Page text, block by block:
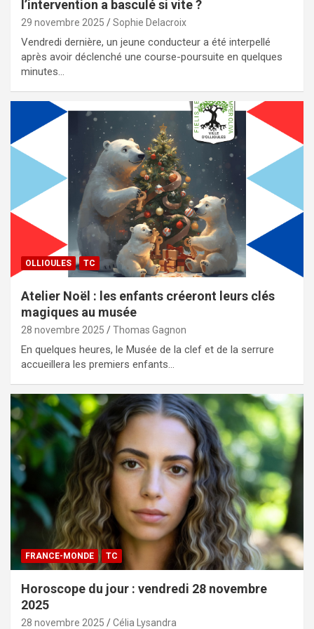
l’intervention a basculé si vite ?
29 novembre 2025 Sophie Delacroix
Vendredi dernière, un jeune conducteur a été interpellé
après avoir déclenché une course-poursuite en quelques
minutes…
OLLIOULES TC
Atelier Noël : les enfants créeront leurs clés
magiques au musée
28 novembre 2025 Thomas Gagnon
En quelques heures, le Musée de la clef et de la serrure
accueillera les premiers enfants…
FRANCE-MONDE TC
Horoscope du jour : vendredi 28 novembre
2025
28 novembre 2025 Célia Lysandra